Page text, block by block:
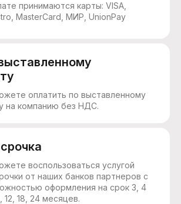
принимаются карты: VISA,
MasterCard, МИР, UnionPay
оплатить по выставленному
на компанию без НДС.
воспользоваться услугой
от наших банков партнеров c
оформления на срок 3, 4
12, 18, 24 месяцев.